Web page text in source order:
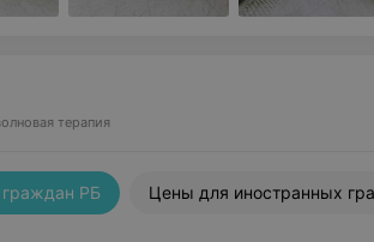
терапия
РБ Цены для иностранных